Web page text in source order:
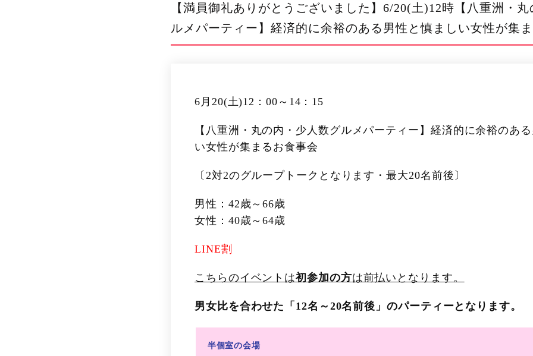
【満員御礼ありがとうございました】6/20(土)12時【八重洲・
ルメパーティー】経済的に余裕のある男性と慎ましい女性が集
6月20(土)12：00～14：15
【八重洲・丸の内・少人数グルメパーティー】経済的に余裕のあ
い女性が集まるお食事会
〔2対2のグループトークとなります・最大20名前後〕
男性：42歳～66歳
女性：40歳～64歳
LINE割
こちらのイベントは初参加の方は前払いとなります。
男女比を合わせた「12名～20名前後」のパーティーとなります。
半個室の会場